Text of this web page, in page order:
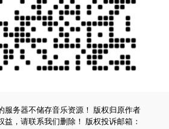
服务器不储存音乐资源！ 版权归原作者
，请联系我们删除！ 版权投诉邮箱：